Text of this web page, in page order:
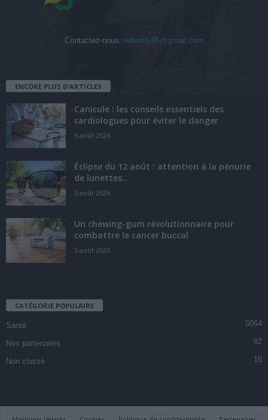
Contactez-nous: edentify95@gmail.com
ENCORE PLUS D'ARTICLES
Canicule : les conseils essentiels des
cardiologues pour éviter le danger
5 août 2026
Éclipse du 12 août : attention à la pénurie
de lunettes...
5 août 2026
Un chewing-gum révolutionnaire pour
combattre le cancer buccal
5 août 2026
CATÉGORIE POPULAIRE
Santé 5064
Nos partenaires 82
Non classé 16